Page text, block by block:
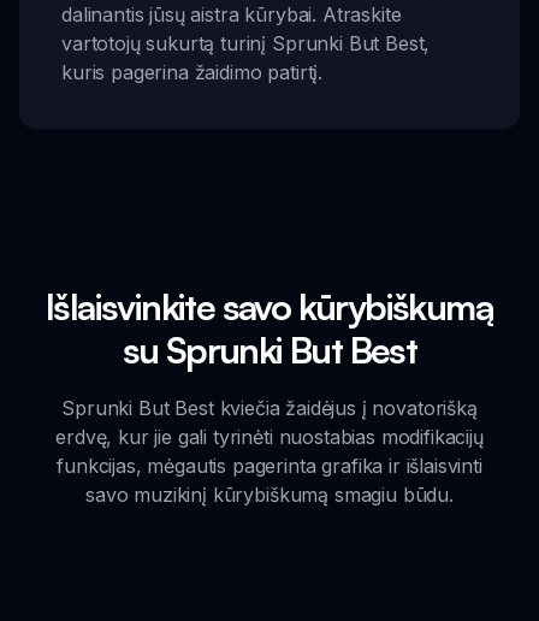
dalinantis jūsų aistra kūrybai. Atraskite
vartotojų sukurtą turinį Sprunki But Best,
kuris pagerina žaidimo patirtį.
Išlaisvinkite savo kūrybiškumą
su Sprunki But Best
Sprunki But Best kviečia žaidėjus į novatorišką
erdvę, kur jie gali tyrinėti nuostabias modifikacijų
funkcijas, mėgautis pagerinta grafika ir išlaisvinti
savo muzikinį kūrybiškumą smagiu būdu.